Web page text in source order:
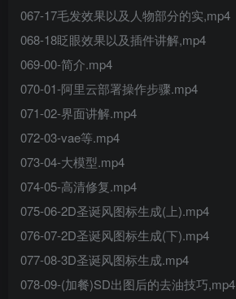
067-17毛发效果以及人物部分的实,mp4
068-18眨眼效果以及插件讲解,mp4
069-00-简介.mp4
070-01-阿里云部署操作步骤.mp4
071-02-界面讲解.mp4
072-03-vae等.mp4
073-04-大模型.mp4
074-05-高清修复.mp4
075-06-2D圣诞风图标生成(上).mp4
076-07-2D圣诞风图标生成(下).mp4
077-08-3D圣诞风图标生成.mp4
078-09-(加餐)SD出图后的去油技巧,mp4